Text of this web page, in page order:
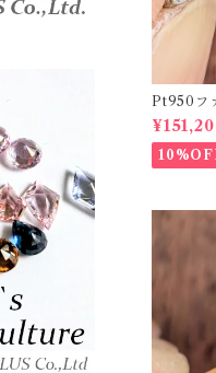
Pt950フ
ーダイヤ
208782